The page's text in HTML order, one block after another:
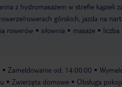
z hydromasażem w strefie kąpieli
rowerach górskich, jazda na
rowerów siłownia masaże liczba
Zameldowanie od: 14:00:00
Zwierzęta domowe Obsługa